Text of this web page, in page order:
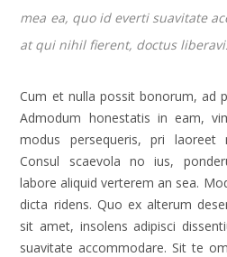
mea ea, quo id everti suavitate
at qui nihil fierent, doctus
Cum et nulla possit bonorum, ad
Admodum honestatis in eam,
modus persequeris, pri laoreet
Consul scaevola no ius,
labore aliquid verterem an sea.
dicta ridens. Quo ex alterum
sit amet, insolens adipisci
suavitate accommodare. Sit te